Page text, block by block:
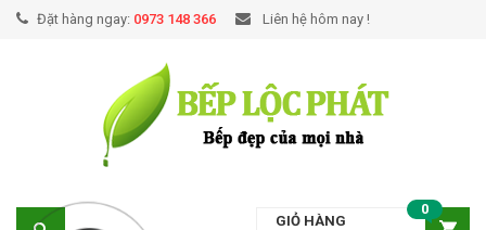
Đặt hàng ngay: 0973 148 366 Liên hệ hôm nay !
GIỎ HÀNG
0